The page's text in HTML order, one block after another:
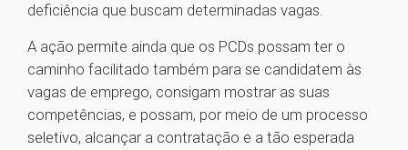
deficiência que buscam determinadas vagas.
A ação permite ainda que os PCDs possam ter o
caminho facilitado também para se candidatem às
vagas de emprego, consigam mostrar as suas
competências, e possam, por meio de um processo
seletivo, alcançar a contratação e a tão esperada